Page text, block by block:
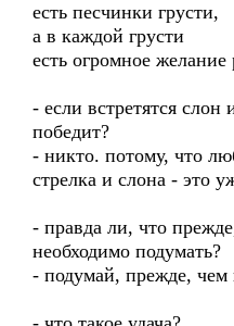
есть песчинки грусти,
а в каждой грусти
есть огромное желание
- если встретятся слон
победит?
- никто. потому, что
стрелка и слона - это
- правда ли, что
необходимо подумать?
- подумай, прежде, чем